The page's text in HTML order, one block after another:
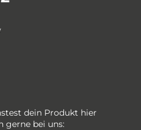
dein Produkt hier
gerne bei uns: